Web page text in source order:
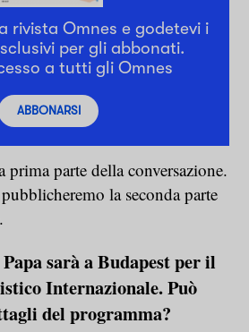
rivista Omnes e godetevi i
per gli abbonati.
a tutti gli Omnes
ABBONARSI
parte della conversazione.
la seconda parte
sarà a Budapest per il
Internazionale. Può
del programma?